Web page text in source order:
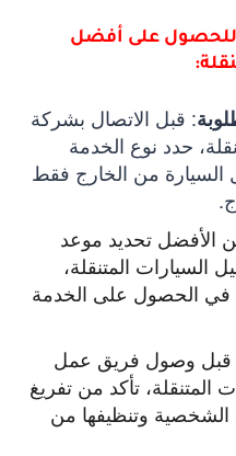
للحصول على أفضل
: قبل الاتصال بشركة
حدد نوع الخدمة
السيارة من الخارج فقط
الأفضل تحديد موعد
المتنقلة،
الحصول على الخدمة
قبل وصول فريق عمل
تأكد من تفريغ
الشخصية وتنظيفها من